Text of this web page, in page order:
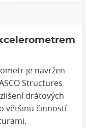
je navržen
Structures
drátových
většinu činností